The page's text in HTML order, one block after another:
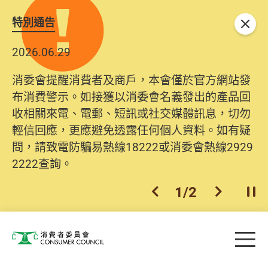
特別通告
2026.06.29
消委會提醒消費者及商戶，本會僅於官方網站發
布消費警示。如接獲以消委會名義發出的產品回
收相關來電、電郵、短訊或社交媒體訊息，切勿
輕信回應，更應避免透露任何個人資料。如有疑
問，請致電防騙易熱線18222或消委會熱線2929
2222查詢。
上一個
1/2 下一個開
關閉
消費者委員會 目